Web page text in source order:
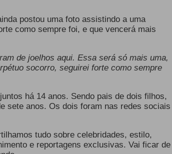
postou uma foto assistindo a uma
como sempre foi, e que vencerá mais
de joelhos aqui. Essa será só mais uma,
socorro, seguirei forte como sempre
há 14 anos. Sendo pais de dois filhos,
sete anos. Os dois foram nas redes sociais
tudo sobre celebridades, estilo,
e reportagens exclusivas. Vai ficar de